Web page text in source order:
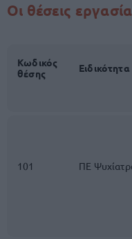
Οι θέσεις
Κωδικός
θέσης
Ειδικότητα
101 ΠΕ